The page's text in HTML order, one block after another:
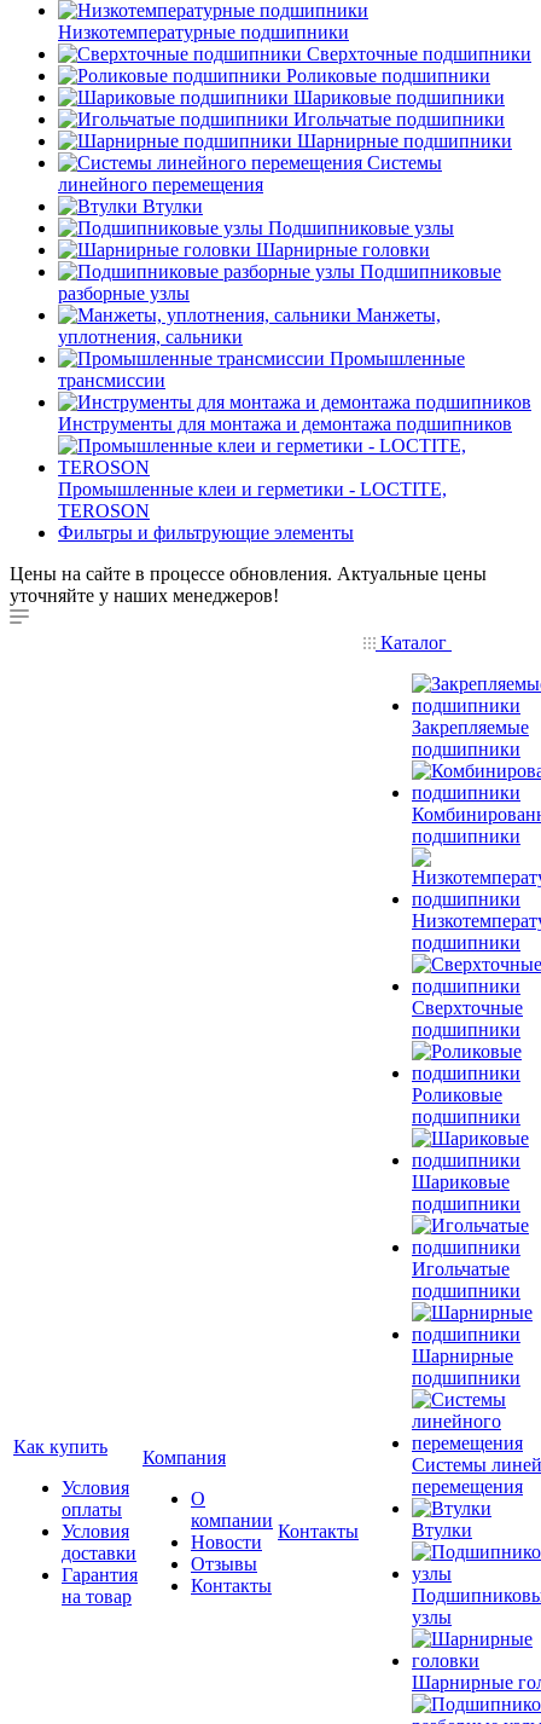
Низкотемпературные подшипники
Сверхточные подшипники
Роликовые подшипники
Шариковые подшипники
Игольчатые подшипники
Шарнирные подшипники
Системы
линейного перемещения
Втулки
Подшипниковые узлы
Шарнирные головки
Подшипниковые
разборные узлы
Манжеты,
уплотнения, сальники
Промышленные
трансмиссии
Инструменты для монтажа и демонтажа подшипников
Промышленные клеи и герметики - LOCTITE,
TEROSON
Фильтры и фильтрующие элементы
Цены на сайте в процессе обновления. Актуальные цены
уточняйте у наших менеджеров!
Как купить
Условия
оплаты
Условия
доставки
Гарантия
на товар
Компания
О
компании
Новости
Отзывы
Контакты
Контакты
Каталог
Закрепляемые
подшипники
подшипники
подшипники
Сверхточные
подшипники
Роликовые
подшипники
Шариковые
подшипники
Игольчатые
подшипники
Шарнирные
подшипники
Системы
перемещения
Втулки
узлы
Шарнирные